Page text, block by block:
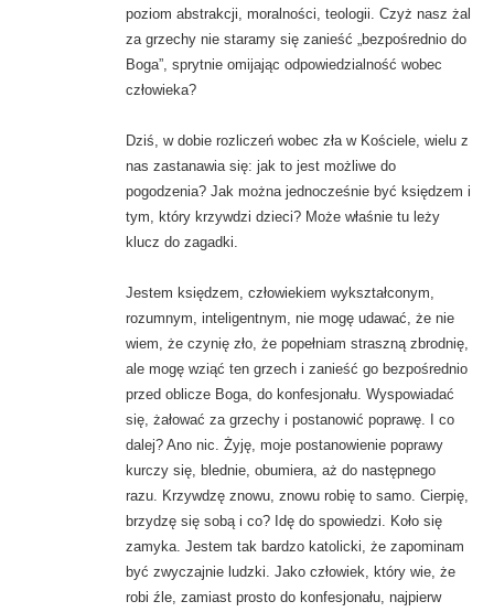
poziom abstrakcji, moralności, teologii. Czyż nasz żal
za grzechy nie staramy się zanieść „bezpośrednio do
Boga”, sprytnie omijając odpowiedzialność wobec
człowieka?
Dziś, w dobie rozliczeń wobec zła w Kościele, wielu z
nas zastanawia się: jak to jest możliwe do
pogodzenia? Jak można jednocześnie być księdzem i
tym, który krzywdzi dzieci? Może właśnie tu leży
klucz do zagadki.
Jestem księdzem, człowiekiem wykształconym,
rozumnym, inteligentnym, nie mogę udawać, że nie
wiem, że czynię zło, że popełniam straszną zbrodnię,
ale mogę wziąć ten grzech i zanieść go bezpośrednio
przed oblicze Boga, do konfesjonału. Wyspowiadać
się, żałować za grzechy i postanowić poprawę. I co
dalej? Ano nic. Żyję, moje postanowienie poprawy
kurczy się, blednie, obumiera, aż do następnego
razu. Krzywdzę znowu, znowu robię to samo. Cierpię,
brzydzę się sobą i co? Idę do spowiedzi. Koło się
zamyka. Jestem tak bardzo katolicki, że zapominam
być zwyczajnie ludzki. Jako człowiek, który wie, że
robi źle, zamiast prosto do konfesjonału, najpierw